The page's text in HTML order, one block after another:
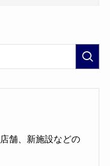
舗、新施設などの